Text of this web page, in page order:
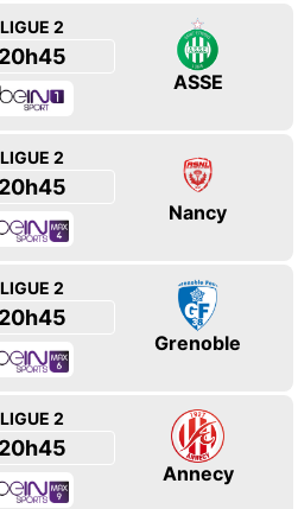
LIGUE 2
20h45
ASSE
LIGUE 2
20h45
Nancy
LIGUE 2
20h45
Grenoble
LIGUE 2
20h45
Annecy